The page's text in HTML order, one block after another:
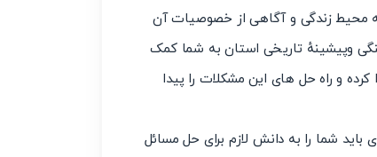
محیط زندگی و آگاهی از خصوصیات آن
وپیشینهٔ تاریخی استان به شما کمک
و راه حل های این مشکلات را پیدا
شما را به دانش لازم برای حل مسائل